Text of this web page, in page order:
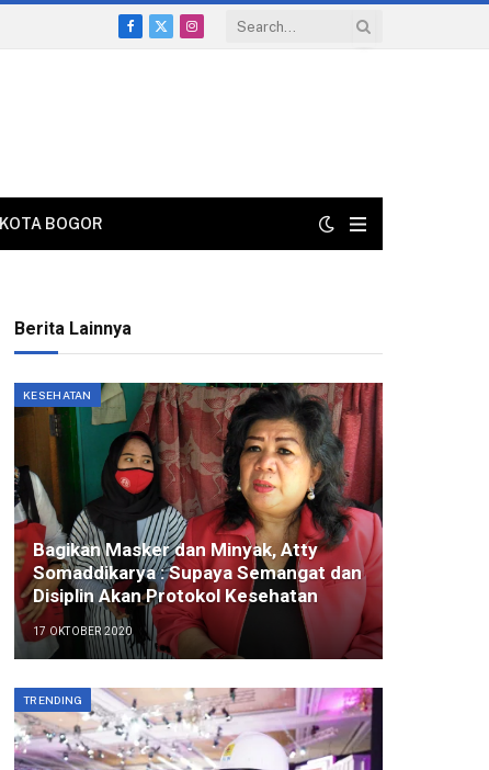
Facebook
X
Instagram
KOTA BOGOR
Berita Lainnya
KESEHATAN
Bagikan Masker dan Minyak, Atty
Somaddikarya : Supaya Semangat dan
Disiplin Akan Protokol Kesehatan
17 OKTOBER 2020
TRENDING